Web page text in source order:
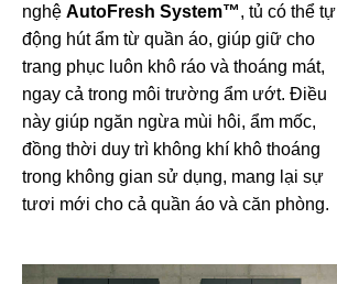
nghệ AutoFresh System™, tủ có thể tự
động hút ẩm từ quần áo, giúp giữ cho
trang phục luôn khô ráo và thoáng mát,
ngay cả trong môi trường ẩm ướt. Điều
này giúp ngăn ngừa mùi hôi, ẩm mốc,
đồng thời duy trì không khí khô thoáng
trong không gian sử dụng, mang lại sự
tươi mới cho cả quần áo và căn phòng.